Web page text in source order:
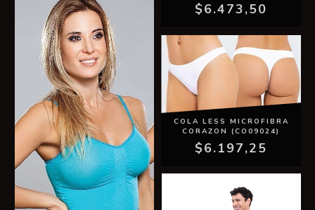
$6.473,50
COLA LESS MICROFIBRA
CORAZON (CO09024)
$6.197,25